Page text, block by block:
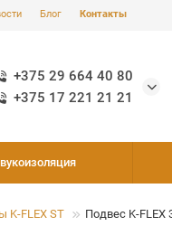
Блог Контакты
+375 29 664 40 80
+375 17 221 21 21
K-FLEX ST Подвес K-FLEX